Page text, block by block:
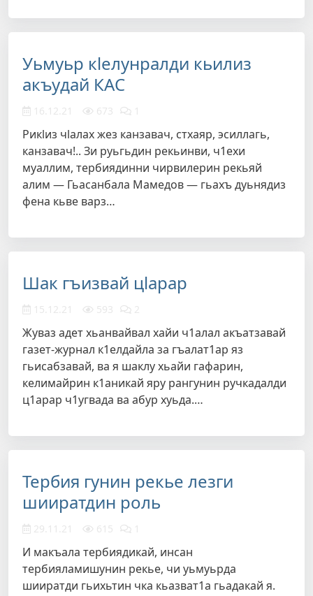
Уьмуьр кlелунралди кьилиз
акъудай КАС
16.12.21 673 1
Рикlиз чlалах жез канзавач, стхаяр, эсиллагь,
канзавач!.. Зи руьгьдин рекьинви, ч1ехи
муаллим, тербиядинни чирвилерин рекьяй
алим — Гьасанбала Мамедов — гьахъ дуьнядиз
фена кьве варз…
Шак гъизвай цlарар
15.12.21 593 2
Жуваз адет хьанвайвал хайи ч1алал акъатзавай
газет-журнал к1елдайла за гъалат1ар яз
гьисабзавай, ва я шаклу хьайи гафарин,
келимайрин к1аникай яру рангунин ручкадалди
ц1арар ч1угвада ва абур хуьда.…
Тербия гунин рекье лезги
шииратдин роль
29.11.21 615 1
И макъала тербиядикай, инсан
тербияламишунин рекье, чи уьмуьрда
шииратди гьихьтин чка кьазват1а гьадакай я.